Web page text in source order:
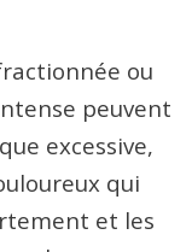
ou
peuvent
excessive,
qui
et les